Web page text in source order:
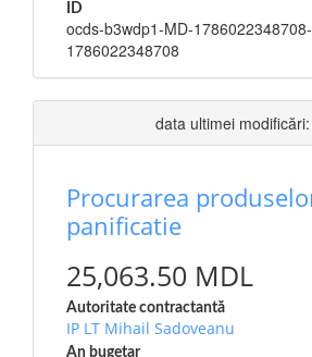
ID
ocds-b3wdp1-MD-
1786022348708
data ultimei modificări:
Procurarea
panificatie
25,063.50 MDL
Autoritate contractantă
IP LT Mihail Sadoveanu
An bugetar